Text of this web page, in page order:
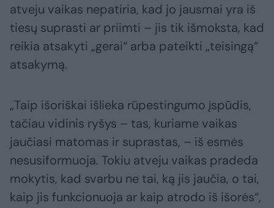
atveju vaikas nepatiria, kad jo jausmai yra iš
tiesų suprasti ar priimti – jis tik išmoksta, kad
reikia atsakyti „gerai“ arba pateikti „teisingą“
atsakymą.
„Taip išoriškai išlieka rūpestingumo įspūdis,
tačiau vidinis ryšys – tas, kuriame vaikas
jaučiasi matomas ir suprastas, – iš esmės
nesusiformuoja. Tokiu atveju vaikas pradeda
mokytis, kad svarbu ne tai, ką jis jaučia, o tai,
kaip jis funkcionuoja ar kaip atrodo iš išorės“,